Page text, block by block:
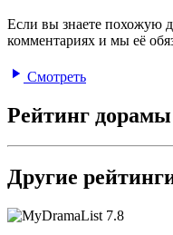
Если вы знаете похожую
комментариях и мы её
Смотреть
Рейтинг дорамы
Другие
7.8